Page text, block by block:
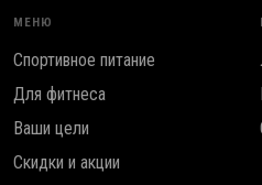
МЕНЮ
Спортивное питание
Для фитнеса
Ваши цели
Скидки и акции